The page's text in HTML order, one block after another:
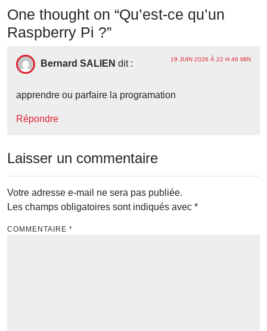
One thought on “Qu’est-ce qu’un
Raspberry Pi ?”
Bernard SALIEN dit : 19 JUIN 2026 À 22 H 46 MIN
apprendre ou parfaire la programation
Répondre
Laisser un commentaire
Votre adresse e-mail ne sera pas publiée.
Les champs obligatoires sont indiqués avec *
COMMENTAIRE *